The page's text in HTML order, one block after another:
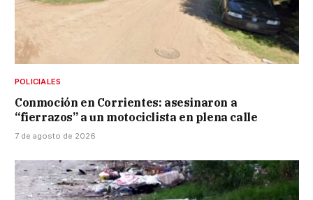
POLICIALES
Conmoción en Corrientes: asesinaron a
“fierrazos” a un motociclista en plena calle
7 de agosto de 2026